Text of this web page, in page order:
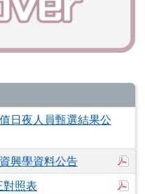
日夜人員甄選結果公
興學資料公告
照表